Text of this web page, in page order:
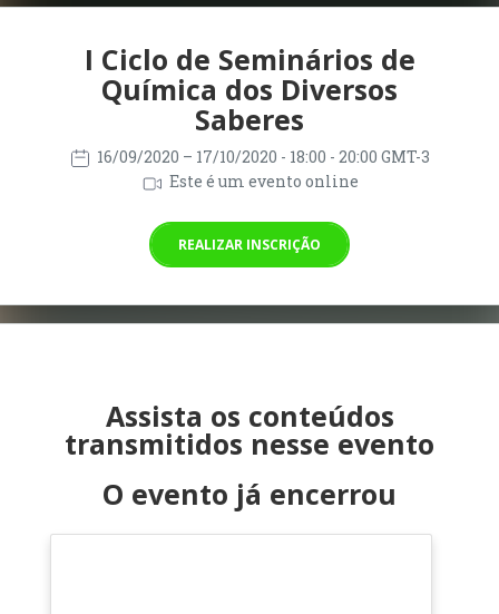
I Ciclo de Seminários de
Química dos Diversos
Saberes
16/09/2020 – 17/10/2020 - 18:00 - 20:00 GMT-3
Este é um evento online
REALIZAR INSCRIÇÃO
Assista os conteúdos
transmitidos nesse evento
O evento já encerrou